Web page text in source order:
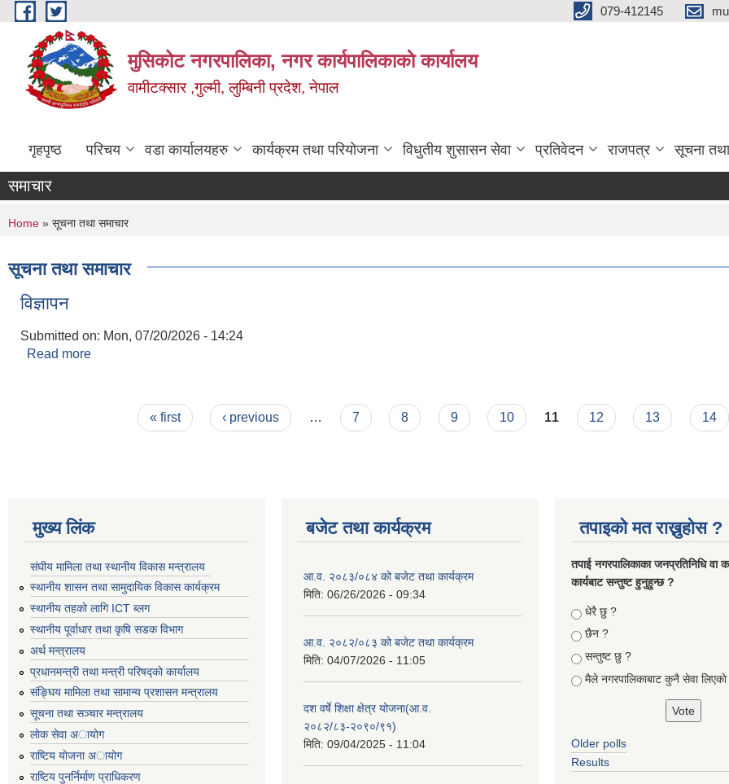
Skip to main content 079-412145
मुसिकोट नगरपालिका, नगर कार्यपालिकाकाे कार्यालय
वामीटक्सार ,गुल्मी, लुम्बिनी प्रदेश, नेपाल
गृहपृष्ठ परिचय वडा कार्यालयहरु कार्यक्रम तथा परियोजना विधुतीय शुसासन सेवा प्रतिवेदन राजपत्र सूचना
समाचार
You are here
Home » सूचना तथा समाचार
सूचना तथा समाचार
विज्ञापन
Submitted on: Mon, 07/20/2026 - 14:24
Read more
« first ‹ previous … 7 8 9 10 11 12 13 14
मुख्य लिंक
संघीय मामिला तथा स्थानीय विकास मन्त्रालय
स्थानीय शासन तथा सामुदायिक विकास कार्यक्रम
स्थानीय तहको लागि ICT ब्लग
स्थानीय पूर्वाधार तथा कृषि सडक विभाग
अर्थ मन्त्रालय
प्रधानमन्त्री तथा मन्त्री परिषद्काे कार्यालय
संङ्घिय मामिला तथा सामान्य प्रशासन मन्त्रालय
सूचना तथा सञ्चार मन्त्रालय
लाेक सेवा अायाेग
राष्टिय याेजना अायाेग
राष्टिय पुनर्निर्माण प्राधिकरण
बजेट तथा कार्यक्रम
आ.व. २०८३/०८४ को बजेट तथा कार्यक्रम
मिति: 06/26/2026 - 09:34
आ.व. २०८२/०८३ को बजेट तथा कार्यक्रम
मिति: 04/07/2026 - 11:05
दश वर्षे शिक्षा क्षेत्र योजना(आ.व.
२०८२/८३-२०९०/९१)
मिति: 09/04/2025 - 11:04
तपाइको मत राख्नुहोस ?
तपा‌ई नगरपालिकाका जनप्रतिनिधि वा
कार्यबाट सन्तुष्ट हुनुहुन्छ ?
Choices
धेरै छु ?
छैन ?
सन्तुष्ट छु ?
मैले नगरपालिकाबाट कुनै सेवा
Older polls
Results